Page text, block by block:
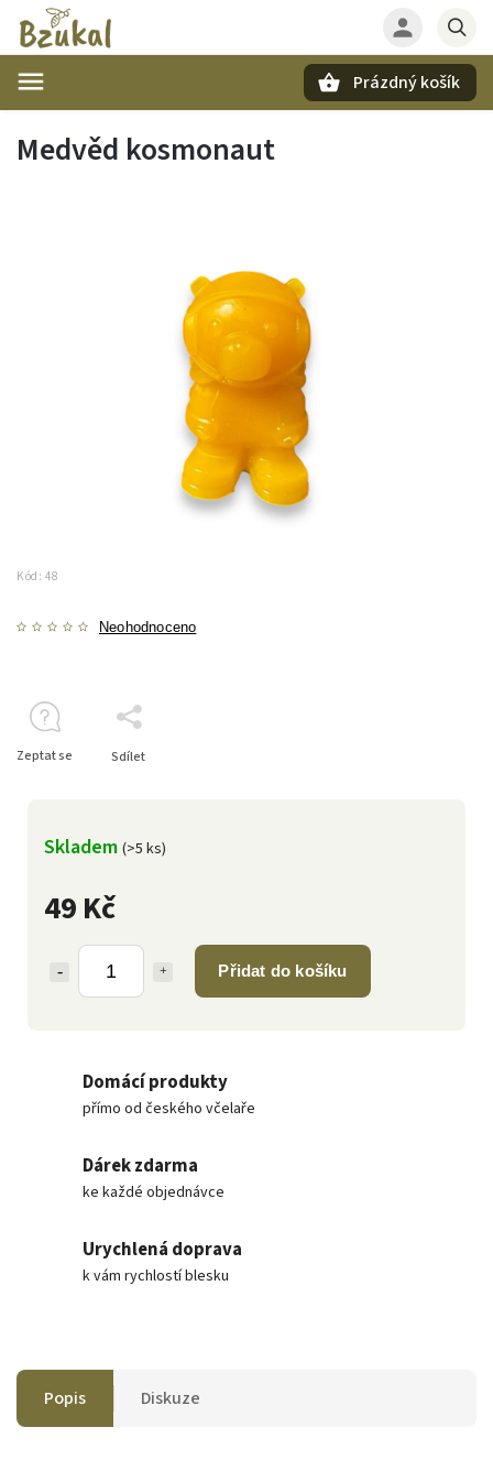
Prázdný košík
Medvěd kosmonaut
Kód: 48
Neohodnoceno
49 Kč
Přidat do košíku
Skladem (>5 ks)
Zeptat se Sdílet
Domácí produkty
přímo od českého včelaře
Dárek zdarma
ke každé objednávce
Urychlená doprava
k vám rychlostí blesku
Popis Diskuze